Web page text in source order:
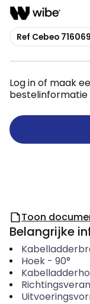
Kopiëren
Ref Cebeo 716069
Log in of maak
bestelinformatie
Toon
Belangrijke
Hoek- 90°